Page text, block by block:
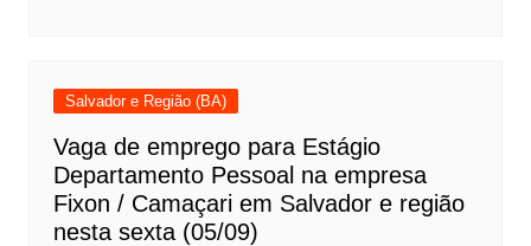
Salvador e Região (BA)
Vaga de emprego para Estágio
Departamento Pessoal na empresa
Fixon / Camaçari em Salvador e região
nesta sexta (05/09)